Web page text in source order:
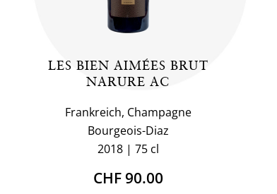
LES BIEN AIMÉES BRUT
NARURE AC
Frankreich, Champagne
Bourgeois-Diaz
2018
75 cl
CHF 90.00